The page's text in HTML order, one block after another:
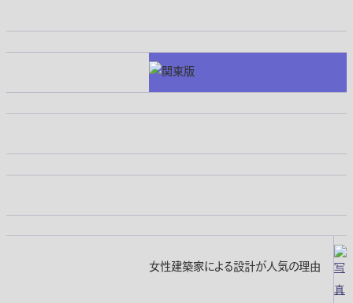
女性建築家による設計が人気の理由